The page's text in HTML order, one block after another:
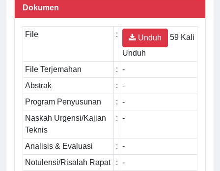
Dokumen
File : Unduh
59 Kali
Unduh
File Terjemahan
: -
Abstrak
: -
Program Penyusunan
: -
Naskah Urgensi/Kajian
Teknis
: -
Analisis & Evaluasi : -
Notulensi/Risalah Rapat
: -